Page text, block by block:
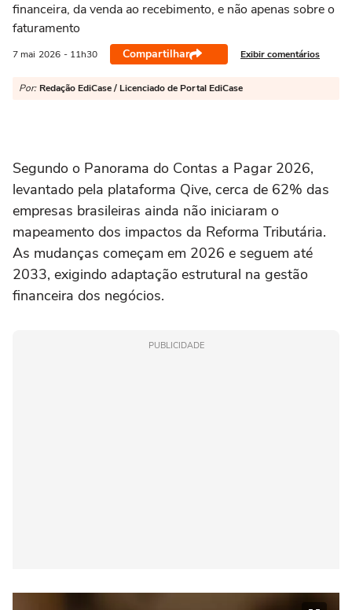
financeira, da venda ao recebimento, e não apenas sobre o
faturamento
7 mai 2026 - 11h30 Compartilhar Exibir comentários
Por: Redação EdiCase / Licenciado de Portal EdiCase
Segundo o Panorama do Contas a Pagar 2026,
levantado pela plataforma Qive, cerca de 62% das
empresas brasileiras ainda não iniciaram o
mapeamento dos impactos da Reforma Tributária.
As mudanças começam em 2026 e seguem até
2033, exigindo adaptação estrutural na gestão
financeira dos negócios.
PUBLICIDADE